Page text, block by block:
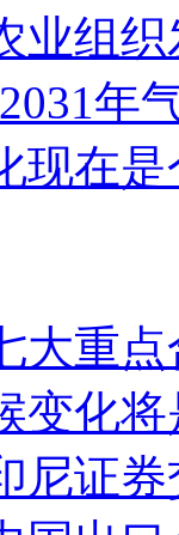
业组
年
现在
大重
变化
尼证